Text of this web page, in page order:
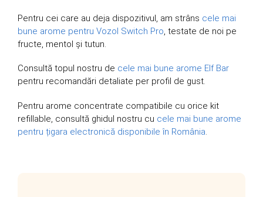
Pentru cei care au deja dispozitivul, am strâns cele mai
bune arome pentru Vozol Switch Pro, testate de noi pe
fructe, mentol și tutun.
Consultă topul nostru de cele mai bune arome Elf Bar
pentru recomandări detaliate per profil de gust.
Pentru arome concentrate compatibile cu orice kit
refillable, consultă ghidul nostru cu cele mai bune arome
pentru țigara electronică disponibile în România.